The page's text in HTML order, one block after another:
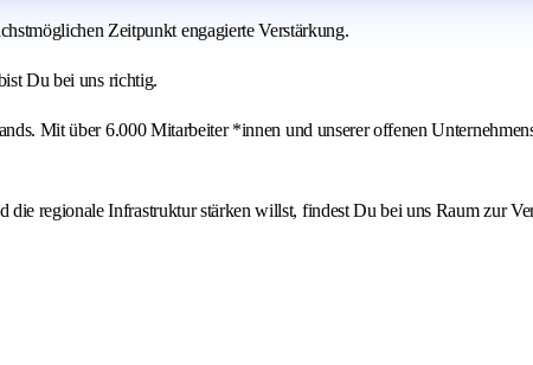
Zeitpunkt engagierte Verstärkung.
Du bei uns richtig.
Mit über 6.000 Mitarbeiter *innen und unserer offenen
die regionale Infrastruktur stärken willst, findest Du bei uns Raum zur